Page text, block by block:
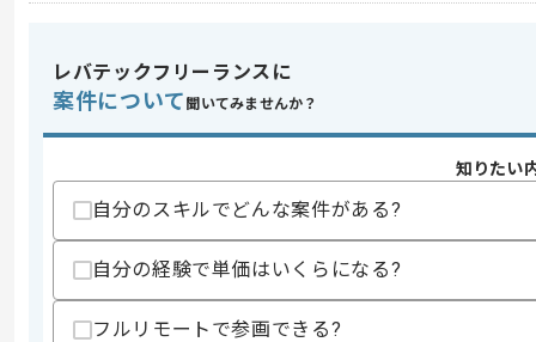
・品質管理や出荷判定ゲートの策定や
・進捗と課題及び懸念点を適切なタイ
・複数作業の優先順位を整理し遂行した
歓迎スキル
・アジャイルやスクラム開発経験
スキルに不安がある方へ
上記に似た経験やスキルをお持ちであれば申
レバテックフリーランスに
案件について 聞いてみませんか？
知りたい
自分のスキルでどんな案件がある?
自分の経験で単価はいくらになる?
フルリモートで参画できる?